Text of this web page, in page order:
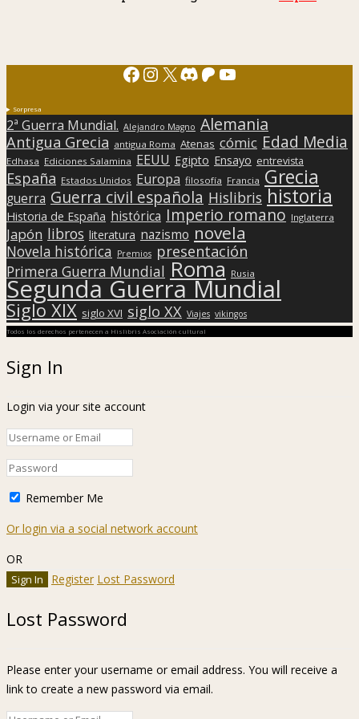
Facebook
Instagram
X Discord
Patreon
YouTube
Sorpresa
2ª Guerra Mundial. Alejandro Magno Alemania
Antigua Grecia antigua Roma Atenas cómic Edad Media
Edhasa Ediciones Salamina EEUU Egipto Ensayo entrevista
España Estados Unidos Europa filosofía Francia Grecia
guerra Guerra civil española Hislibris historia
Historia de España histórica Imperio romano Inglaterra
Japón libros literatura nazismo novela
Novela histórica Premios presentación
Primera Guerra Mundial Roma Rusia
Segunda Guerra Mundial
Siglo XIX siglo XVI siglo XX Viajes vikingos
Todos los derechos pertenecen a Hislibris Asociación cultural
Sign In
Login via your site account
Remember Me
Or login via a social network account
OR
Register Lost Password
Lost Password
Please enter your username or email address. You will receive a
link to create a new password via email.